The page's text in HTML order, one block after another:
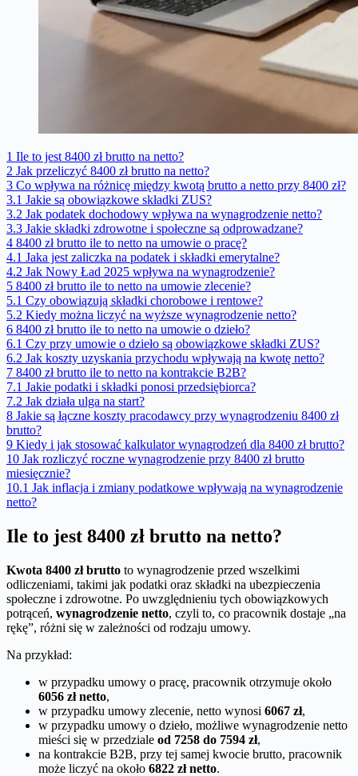
1 Ile to jest 8400 zł brutto na netto?
2 Jak przeliczyć 8400 zł brutto na netto?
3 Co wpływa na różnicę między kwotą brutto a netto przy 8400 zł?
3.1 Jakie są obowiązkowe składki ZUS?
3.2 Jak podatek dochodowy wpływa na wynagrodzenie netto?
3.3 Jakie składki zdrowotne i społeczne są odprowadzane?
4 8400 zł brutto ile to netto na umowie o pracę?
4.1 Jaka jest zaliczka na podatek i składki emerytalne?
4.2 Jak Nowy Ład 2025 wpływa na wynagrodzenie?
5 8400 zł brutto ile to netto na umowie zlecenie?
5.1 Czy obowiązują składki chorobowe i rentowe?
5.2 Kiedy można liczyć na wyższe wynagrodzenie netto?
6 8400 zł brutto ile to netto na umowie o dzieło?
6.1 Czy przy umowie o dzieło są obowiązkowe składki ZUS?
6.2 Jak koszty uzyskania przychodu wpływają na kwotę netto?
7 8400 zł brutto ile to netto na kontrakcie B2B?
7.1 Jakie podatki i składki ponosi przedsiębiorca?
7.2 Jak działa ulga na start?
8 Jakie są łączne koszty pracodawcy przy wynagrodzeniu 8400 zł
brutto?
9 Kiedy i jak stosować kalkulator wynagrodzeń dla 8400 zł brutto?
10 Jak rozliczyć roczne wynagrodzenie przy 8400 zł brutto
miesięcznie?
10.1 Jak inflacja i zmiany podatkowe wpływają na wynagrodzenie
netto?
Ile to jest 8400 zł brutto na netto?
Kwota 8400 zł brutto to wynagrodzenie przed wszelkimi
odliczeniami, takimi jak podatki oraz składki na ubezpieczenia
społeczne i zdrowotne. Po uwzględnieniu tych obowiązkowych
potrąceń, wynagrodzenie netto, czyli to, co pracownik dostaje „na
rękę”, różni się w zależności od rodzaju umowy.
Na przykład:
w przypadku umowy o pracę, pracownik otrzymuje około
6056 zł netto,
w przypadku umowy zlecenie, netto wynosi 6067 zł,
w przypadku umowy o dzieło, możliwe wynagrodzenie netto
mieści się w przedziale od 7258 do 7594 zł,
na kontrakcie B2B, przy tej samej kwocie brutto, pracownik
może liczyć na około 6822 zł netto.